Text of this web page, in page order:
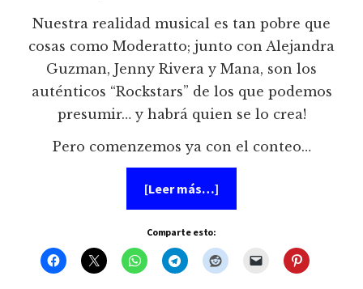
Nuestra realidad musical es tan pobre que
cosas como Moderatto; junto con Alejandra
Guzman, Jenny Rivera y Mana, son los
auténticos “Rockstars” de los que podemos
presumir… y habrá quien se lo crea!
Pero comenzemos ya con el conteo…
[Leer más…]
Los
y
peorcito
del
Comparte esto: